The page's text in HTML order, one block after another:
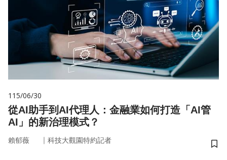
115/06/30
從AI助手到AI代理人：金融業如何打造「AI管
AI」的新治理模式？
賴郁薇 ｜ 科技大觀園特約記者
儲